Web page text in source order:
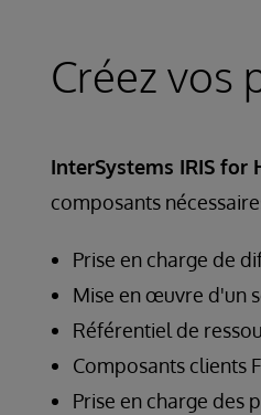
Créez vos
InterSystems IRIS for
composants
Prise en charge de
Mise en œuvre d'un
Référentiel de
Composants clients
Prise en charge des